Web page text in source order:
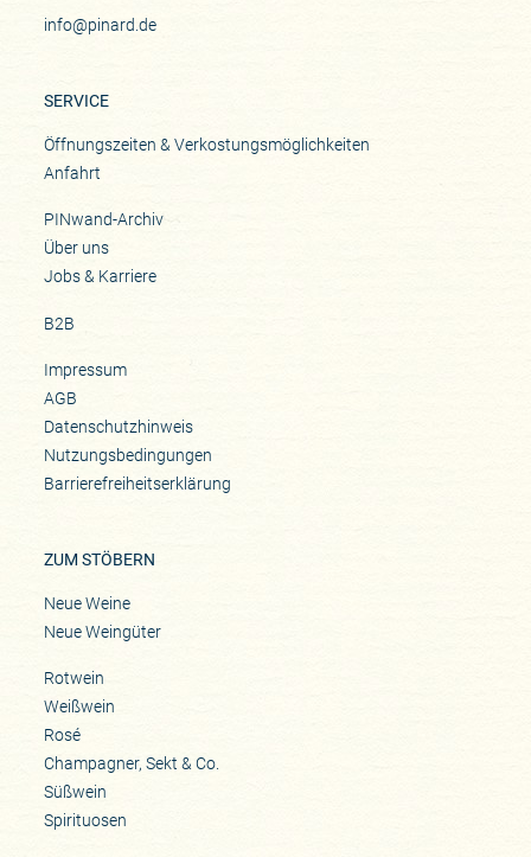
info@pinard.de
SERVICE
Öffnungszeiten & Verkostungsmöglichkeiten
Anfahrt
PINwand-Archiv
Über uns
Jobs & Karriere
B2B
Impressum
AGB
Datenschutzhinweis
Nutzungsbedingungen
Barrierefreiheitserklärung
ZUM STÖBERN
Neue Weine
Neue Weingüter
Rotwein
Weißwein
Rosé
Champagner, Sekt & Co.
Süßwein
Spirituosen